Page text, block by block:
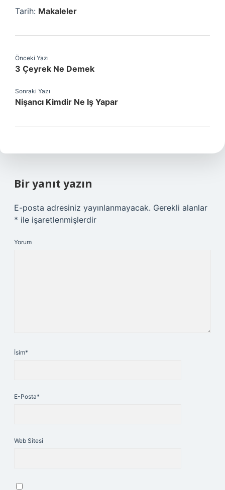
Tarih: Makaleler
Önceki Yazı
3 Çeyrek Ne Demek
Sonraki Yazı
Nişancı Kimdir Ne Iş Yapar
Bir yanıt yazın
E-posta adresiniz yayınlanmayacak. Gerekli alanlar
* ile işaretlenmişlerdir
Yorum
İsim*
E-Posta*
Web Sitesi